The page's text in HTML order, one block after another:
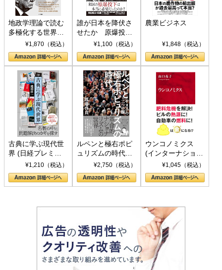
地政学理論で読む
多極化する世界：
トランプとBRICS
の挑戦
¥1,870（税込）
誰が日本を降伏さ
せたか 原爆投
下、ソ連参戦、そ
して聖断 (PHP新
書)
¥1,100（税込）
農業ビジネス
¥1,848（税込）
古典に学ぶ現代世
界 (日経プレミア
シリーズ)¥1,210（税込）
ルペンと極右ポピ
ュリズムの時代：
〈ヤヌス〉の二つ
の顔
¥2,750（税込）
ウンコノミクス
(インターナショナ
ル新書)¥1,045（税込）